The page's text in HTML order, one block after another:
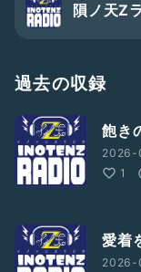
隕ノ天Z
過去の収録
飽き
2026-
1
愛着
2026-